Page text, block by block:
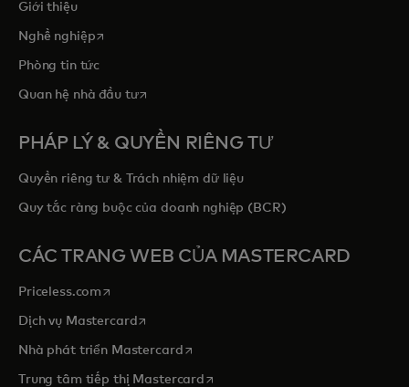
Giới thiệu
Nghề nghiệpopens in a new tab
Phòng tin tức
Quan hệ nhà đầu tưopens in a new tab
PHÁP LÝ & QUYỀN RIÊNG TƯ
Quyền riêng tư & Trách nhiệm dữ liệu
Quy tắc ràng buộc của doanh nghiệp (BCR)
CÁC TRANG WEB CỦA MASTERCARD
Priceless.com opens in a new tab
Dịch vụ Mastercardopens in a new tab
Nhà phát triển Mastercardopens in a new tab
Trung tâm tiếp thị Mastercardopens in a new tab